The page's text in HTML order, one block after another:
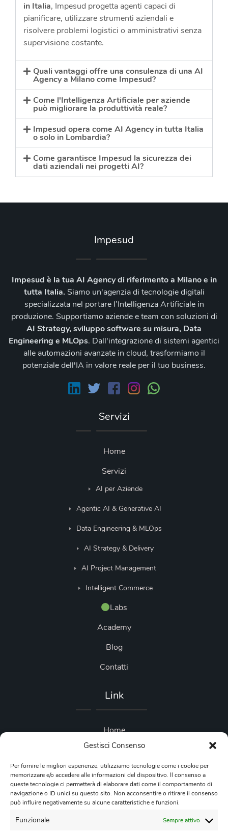
Gestisci Consenso
Per fornire le migliori esperienze, utilizziamo tecnologie come i cookie per
memorizzare e/o accedere alle informazioni del dispositivo. Il consenso a
queste tecnologie ci permetterà di elaborare dati come il comportamento di
navigazione o ID unici su questo sito. Non acconsentire o ritirare il consenso
può influire negativamente su alcune caratteristiche e funzioni.
Funzionale Sempre attivo
in Italia, Impesud progetta agenti capaci di
pianificare, utilizzare strumenti aziendali e
risolvere problemi logistici o amministrativi senza
supervisione costante.
Quali vantaggi offre una consulenza di una AI
Agency a Milano come Impesud?
Come l'Intelligenza Artificiale per aziende
può migliorare la produttività reale?
Impesud opera come AI Agency in tutta Italia
o solo in Lombardia?
Come garantisce Impesud la sicurezza dei
dati aziendali nei progetti AI?
Impesud
Impesud è la tua AI Agency di riferimento a Milano e in
tutta Italia. Siamo un'agenzia di tecnologie digitali
specializzata nel portare l’Intelligenza Artificiale in
produzione. Supportiamo aziende e team con soluzioni di
AI Strategy, sviluppo software su misura, Data
Engineering e MLOps. Dall'integrazione di sistemi agentici
alle automazioni avanzate in cloud, trasformiamo il
potenziale dell'IA in valore reale per il tuo business.
Servizi
Home
Servizi
AI per Aziende
Agentic AI & Generative AI
Data Engineering & MLOps
AI Strategy & Delivery
AI Project Management
Intelligent Commerce
Labs
Academy
Blog
Contatti
Link
Home
Blog
Privacy Policy
Cookie Policy